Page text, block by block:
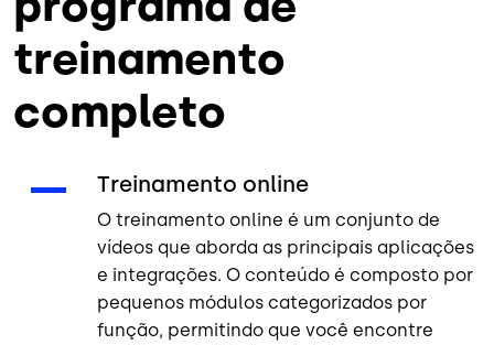
treinamento
completo
Treinamento online
O treinamento online é um conjunto de
vídeos que aborda as principais aplicações
e integrações. O conteúdo é composto por
pequenos módulos categorizados por
função, permitindo que você encontre